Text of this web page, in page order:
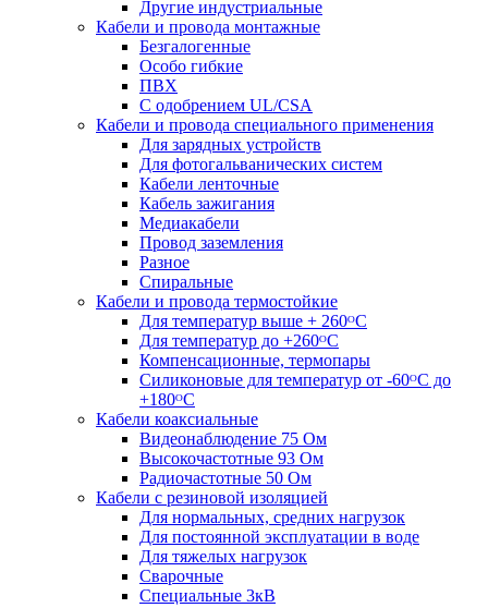
Другие индустриальные
Кабели и провода монтажные
Безгалогенные
Особо гибкие
ПВХ
С одобрением UL/CSA
Кабели и провода специального применения
Для зарядных устройств
Для фотогальванических систем
Кабели ленточные
Кабель зажигания
Медиакабели
Провод заземления
Разное
Спиральные
Кабели и провода термостойкие
Для температур выше + 260ᴼС
Для температур до +260ᴼС
Компенсационные, термопары
Силиконовые для температур от -60ᴼC до
+180ᴼС
Кабели коаксиальные
Видеонаблюдение 75 Ом
Высокочастотные 93 Ом
Радиочастотные 50 Ом
Кабели с резиновой изоляцией
Для нормальных, средних нагрузок
Для постоянной эксплуатации в воде
Для тяжелых нагрузок
Сварочные
Специальные 3кВ